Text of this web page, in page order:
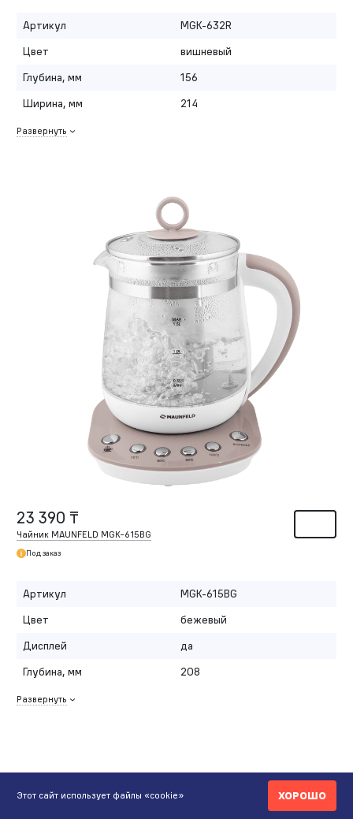
Артикул
MGK-632R
Цвет
вишневый
Глубина, мм
156
Ширина, мм
214
Развернуть
23 390 ₸
Чайник MAUNFELD MGK-615BG
Под заказ
Артикул
MGK-615BG
Цвет
бежевый
Дисплей
да
Глубина, мм
208
Развернуть
Этот сайт использует файлы «cookie» ХОРОШО